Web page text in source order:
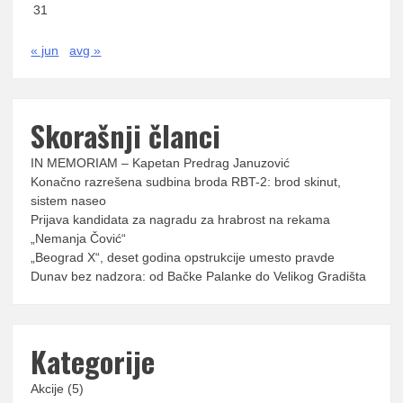
31
« jun avg »
Skorašnji članci
IN MEMORIAM – Kapetan Predrag Januzović
Konačno razrešena sudbina broda RBT-2: brod skinut,
sistem naseo
Prijava kandidata za nagradu za hrabrost na rekama
„Nemanja Čović“
„Beograd X“, deset godina opstrukcije umesto pravde
Dunav bez nadzora: od Bačke Palanke do Velikog Gradišta
Kategorije
Akcije (5)